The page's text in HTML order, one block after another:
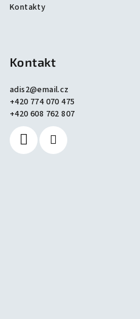
Kontakty
Kontakt
adis2@email.cz
+420 774 070 475
+420 608 762 807